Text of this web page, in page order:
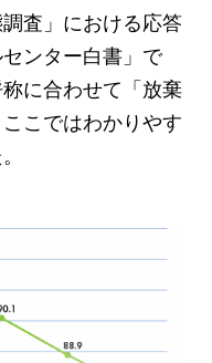
査」における応答
ンター白書」で
に合わせて「放棄
こではわかりやす